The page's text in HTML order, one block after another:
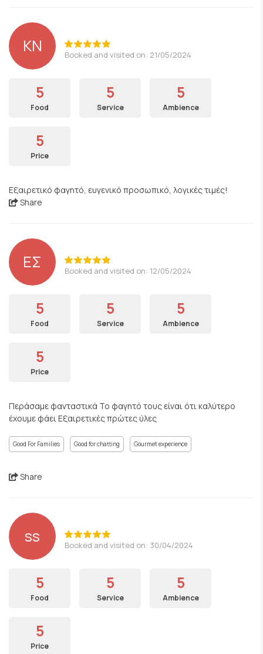
ΚΝ Booked and visited on: 21/05/2024
5
Food
5
Service
5
Ambience
5
Price
Εξαιρετικό φαγητό, ευγενικό προσωπικό, λογικές τιμές!
Share
ΕΣ Booked and visited on: 12/05/2024
5
Food
5
Service
5
Ambience
5
Price
Περάσαμε φανταστικά Το φαγητό τους είναι ότι καλύτερο
έχουμε φάει Εξαιρετικές πρώτες ύλες
Good For Families Good for chatting Gourmet experience
Share
ss Booked and visited on: 30/04/2024
5
Food
5
Service
5
Ambience
5
Price